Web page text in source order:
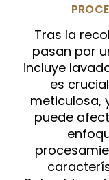
Tras la
pasan por
incluye
es
meticulosa,
puede